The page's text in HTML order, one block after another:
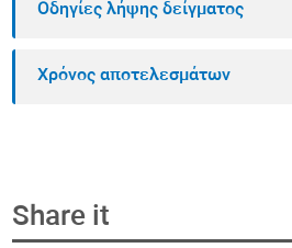
Οδηγίες λήψης δείγματος
Χρόνος αποτελεσμάτων
Share it